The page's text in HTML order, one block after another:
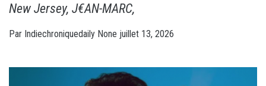
New Jersey, J€AN-MARC,
Par Indiechroniquedaily None juillet 13, 2026